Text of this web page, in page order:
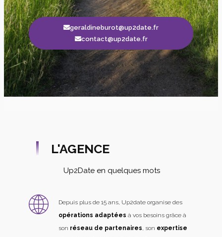
geraldineburot@up2date.fr
contact@up2date.fr
L'AGENCE
Up2Date en quelques mots
Depuis plus de 15 ans, Up2date organise des
opérations adaptées à vos besoins grâce à
son réseau de partenaires, son expertise